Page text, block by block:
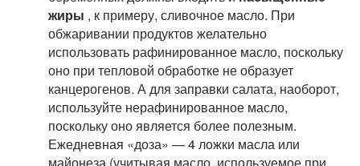
жиры , к примеру, сливочное масло. При
обжаривании продуктов желательно
использовать рафинированное масло, поскольку
оно при тепловой обработке не образует
канцерогенов. А для заправки салата, наоборот,
используйте нерафинированное масло,
поскольку оно является более полезным.
Ежедневная «доза» — 4 ложки масла или
майонеза (учитывая масло, используемое при